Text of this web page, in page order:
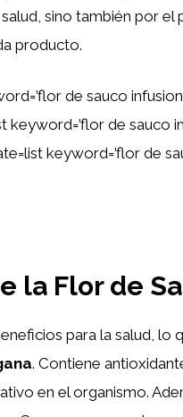
sino también por el
producto.
de sauco infusion
keyword=’flor de sauco
keyword=’flor de
la Flor de
para la salud, lo
. Contiene
en el organismo.